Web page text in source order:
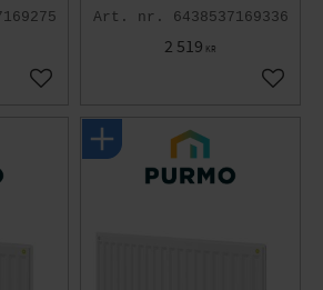
Gem som favorit
6438537169336
2 519 KR
Gem